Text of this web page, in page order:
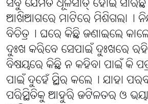
ସବୁ ଯେମିତି ଧୂଳିସାତ୍ ହୋଇ ସାରିଛି୤
ଆଖିଆଗରେ ମାଟିରେ ମିଶିଗଲା୤
ବିଚିତ୍ର୤ ଘରେ କିଛି ଜଣାଇଲେ
ଦୁଃଖ କରିବେ ସେପାଇଁ ଦୁଃଖରେ
ବିଷୟରେ କିଛି ନ କହିବା ପାଇଁ କି
ପାଇଁ ଦୁହେଁ ସ୍ଥିର କଲେ୤ ଯାହା
ପରିସ୍ଥିତିକୁ ଆହୁରି ଜଟିଳତର ଓ